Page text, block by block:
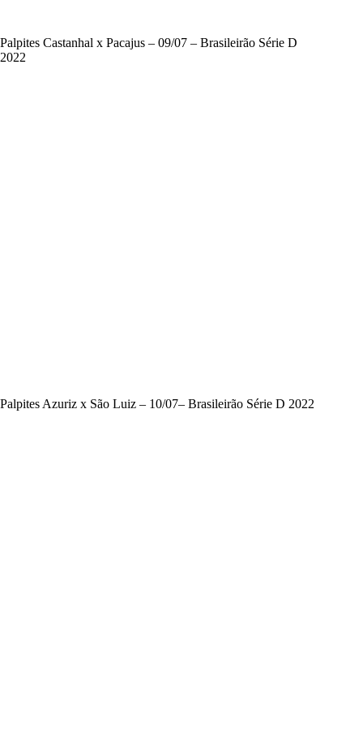
Palpites Castanhal x Pacajus – 09/07 – Brasileirão Série D
2022
Palpites Azuriz x São Luiz – 10/07– Brasileirão Série D 2022